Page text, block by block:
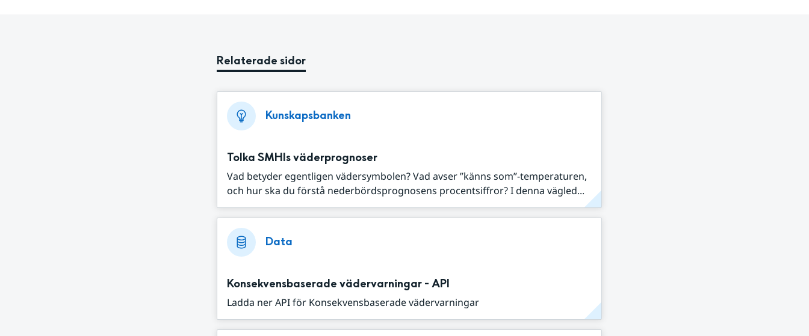
Relaterade sidor
Kunskapsbanken
Tolka SMHIs väderprognoser
Vad betyder egentligen vädersymbolen? Vad avser ”känns som”-temperaturen,
och hur ska du förstå nederbördsprognosens procentsiffror? I denna vägled...
Data
Konsekvensbaserade vädervarningar - API
Ladda ner API för Konsekvensbaserade vädervarningar